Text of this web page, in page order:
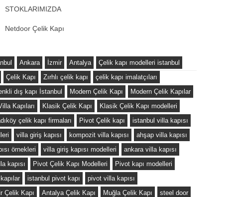
STOKLARIMIZDA
Netdoor Çelik Kapı
Ankara İzmir Antalya
Çelik kapı modelleri istanbul
Çelik Kapı Zırhlı çelik kapı
çelik kapı imalatçıları
dış kapı İstanbul Modern Çelik Kapı
Modern Çelik Kapılar
Kapıları Klasik Çelik Kapı
Klasik Çelik Kapı modelleri
çelik kapı firmaları Pivot Çelik kapı
istanbul villa kapısı
villa giriş kapısı kompozit villa kapısı
ahşap villa kapısı
örnekleri villa giriş kapısı modelleri
ankara villa kapısı
kapısı Pivot Çelik Kapı Modelleri
Pivot kapı modelleri
istanbul pivot kapı
pivot villa kapısı
Çelik Kapı Antalya Çelik Kapı Muğla Çelik Kapı
steel door